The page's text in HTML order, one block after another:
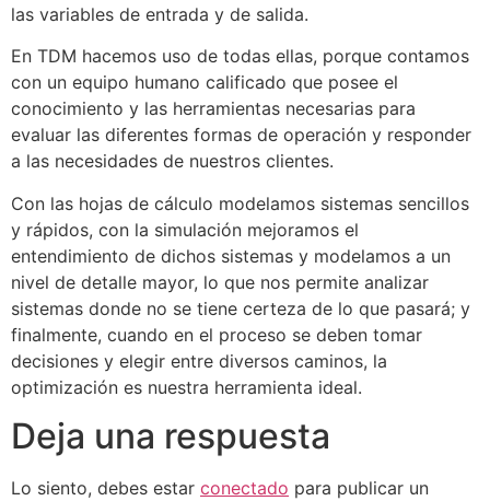
las variables de entrada y de salida.
En TDM hacemos uso de todas ellas, porque contamos
con un equipo humano calificado que posee el
conocimiento y las herramientas necesarias para
evaluar las diferentes formas de operación y responder
a las necesidades de nuestros clientes.
Con las hojas de cálculo modelamos sistemas sencillos
y rápidos, con la simulación mejoramos el
entendimiento de dichos sistemas y modelamos a un
nivel de detalle mayor, lo que nos permite analizar
sistemas donde no se tiene certeza de lo que pasará; y
finalmente, cuando en el proceso se deben tomar
decisiones y elegir entre diversos caminos, la
optimización es nuestra herramienta ideal.
Deja una respuesta
Lo siento, debes estar conectado para publicar un